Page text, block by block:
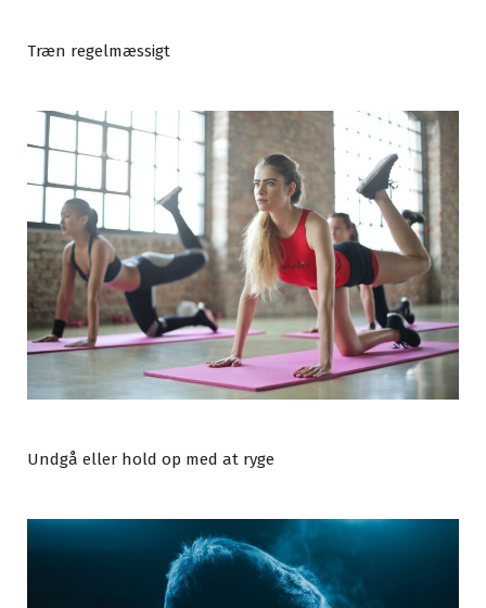
Træn regelmæssigt
Undgå eller hold op med at ryge